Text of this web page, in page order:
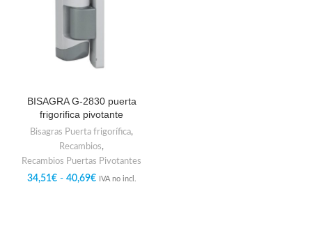
BISAGRA G-2830 puerta
frigorifica pivotante
Bisagras Puerta frigorífica,
Recambios,
Recambios Puertas Pivotantes
34,51€ - 40,69€ IVA no incl.